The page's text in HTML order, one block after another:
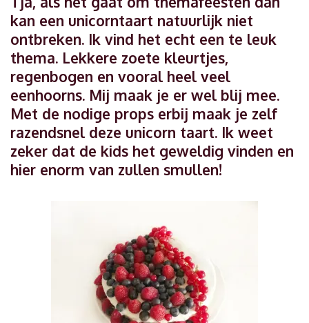
kan een unicorntaart natuurlijk niet
ontbreken. Ik vind het echt een te leuk
thema. Lekkere zoete kleurtjes,
regenbogen en vooral heel veel
eenhoorns. Mij maak je er wel blij mee.
Met de nodige props erbij maak je zelf
razendsnel deze unicorn taart. Ik weet
zeker dat de kids het geweldig vinden en
hier enorm van zullen smullen!